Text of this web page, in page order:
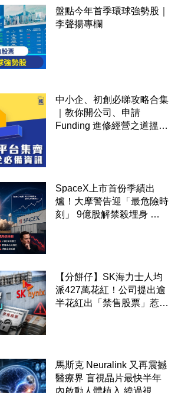
盤點今年首季環球強勢股｜
李聲揚專欄
中小企、初創必睇攻略合集
｜教你開公司、申請
Funding 進修經營之道搵大
SpaceX上市首份季績出
爐！大摩警告迎「最危險時
刻」 9億股解禁殺埋身 拆
【分餅仔】SK海力士人均
派427萬花紅！公司提出逾
半花紅出「禁售股票」惹工
馬斯克 Neuralink 又再震撼
醫療界 盲視晶片最快半年